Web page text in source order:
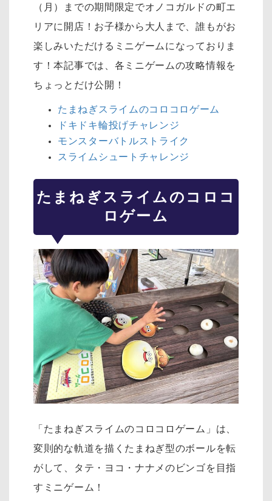
（月）までの期間限定でオノコガルドの町エ
リアに開店！お子様から大人まで、誰もがお
楽しみいただけるミニゲームになっておりま
す！本記事では、各ミニゲームの攻略情報を
ちょっとだけ公開！
たまねぎスライムのコロコロゲーム
ドキドキ輪投げチャレンジ
モンスターバトルストライク
スライムシュートチャレンジ
たまねぎスライムのコロコ
ロゲーム
「たまねぎスライムのコロコロゲーム」は、
変則的な軌道を描くたまねぎ型のボールを転
がして、タテ・ヨコ・ナナメのビンゴを目指
すミニゲーム！